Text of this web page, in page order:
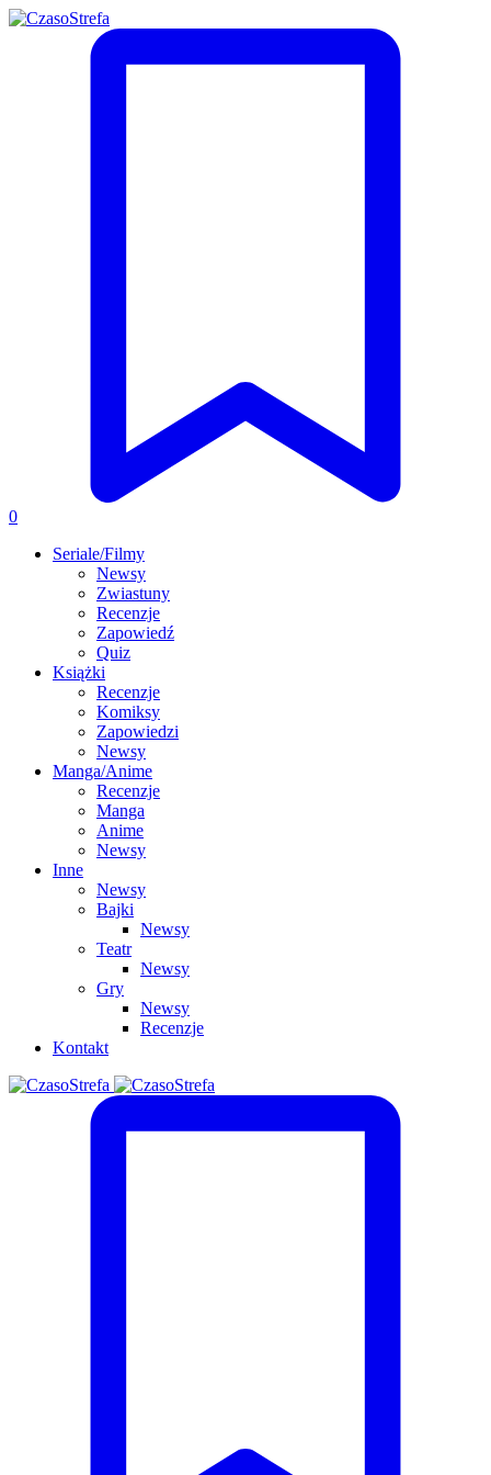
0
Seriale/Filmy
Newsy
Zwiastuny
Recenzje
Zapowiedź
Quiz
Książki
Recenzje
Komiksy
Zapowiedzi
Newsy
Manga/Anime
Recenzje
Manga
Anime
Newsy
Inne
Newsy
Bajki
Newsy
Teatr
Newsy
Gry
Newsy
Recenzje
Kontakt